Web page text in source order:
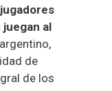
al
de
de los